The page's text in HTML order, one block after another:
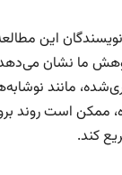
این
ما نشان
مانند
ممکن است روند
کند.